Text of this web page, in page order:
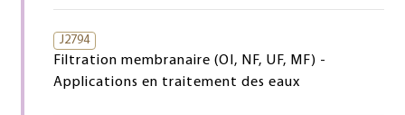
J2794
Filtration membranaire (OI, NF, UF, MF) -
Applications en traitement des eaux